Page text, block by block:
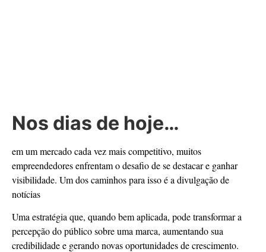
Nos dias de hoje…
em um mercado cada vez mais competitivo, muitos
empreendedores enfrentam o desafio de se destacar e ganhar
visibilidade. Um dos caminhos para isso é a divulgação de
notícias
Uma estratégia que, quando bem aplicada, pode transformar a
percepção do público sobre uma marca, aumentando sua
credibilidade e gerando novas oportunidades de crescimento.